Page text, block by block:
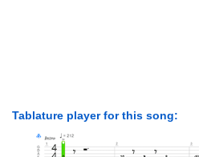
Tablature player for this song: